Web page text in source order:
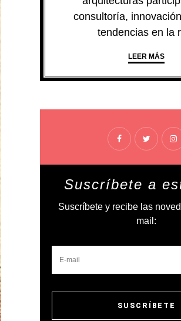
consultoría,
tendencias en la
LEER MÁS
Suscríbete a
Suscríbete y recibe las
mail: